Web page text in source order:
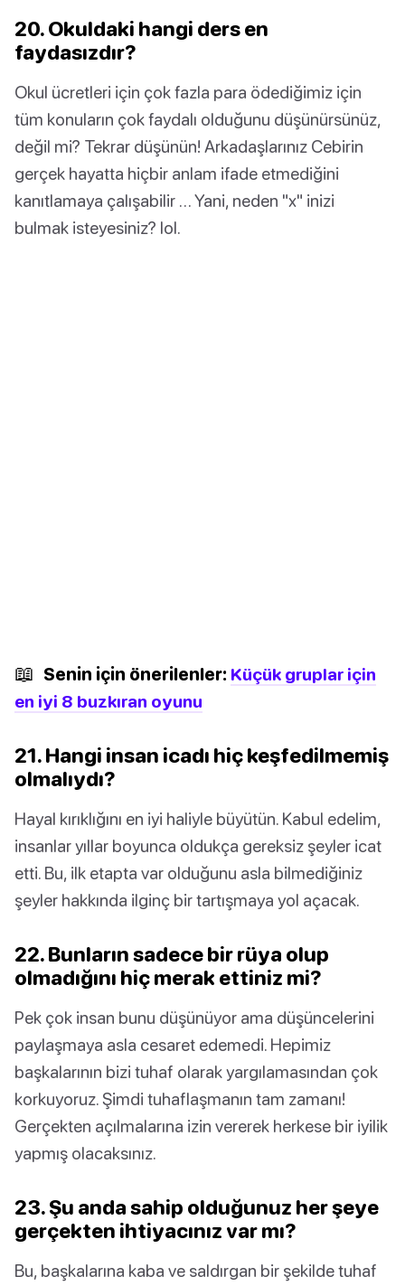
20. Okuldaki hangi ders en
faydasızdır?
Okul ücretleri için çok fazla para ödediğimiz için
tüm konuların çok faydalı olduğunu düşünürsünüz,
değil mi? Tekrar düşünün! Arkadaşlarınız Cebirin
gerçek hayatta hiçbir anlam ifade etmediğini
kanıtlamaya çalışabilir … Yani, neden "x" inizi
bulmak isteyesiniz? lol.
📖 Senin için önerilenler: Küçük gruplar için
en iyi 8 buzkıran oyunu
21. Hangi insan icadı hiç keşfedilmemiş
olmalıydı?
Hayal kırıklığını en iyi haliyle büyütün. Kabul edelim,
insanlar yıllar boyunca oldukça gereksiz şeyler icat
etti. Bu, ilk etapta var olduğunu asla bilmediğiniz
şeyler hakkında ilginç bir tartışmaya yol açacak.
22. Bunların sadece bir rüya olup
olmadığını hiç merak ettiniz mi?
Pek çok insan bunu düşünüyor ama düşüncelerini
paylaşmaya asla cesaret edemedi. Hepimiz
başkalarının bizi tuhaf olarak yargılamasından çok
korkuyoruz. Şimdi tuhaflaşmanın tam zamanı!
Gerçekten açılmalarına izin vererek herkese bir iyilik
yapmış olacaksınız.
23. Şu anda sahip olduğunuz her şeye
gerçekten ihtiyacınız var mı?
Bu, başkalarına kaba ve saldırgan bir şekilde tuhaf